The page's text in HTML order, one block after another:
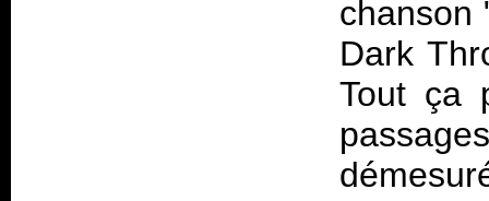
chanson
Dark
Tout ça